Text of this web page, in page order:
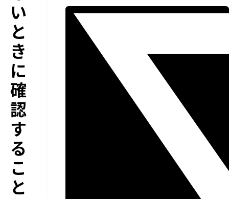
い
と
き
に
確
認
す
る
こ
と